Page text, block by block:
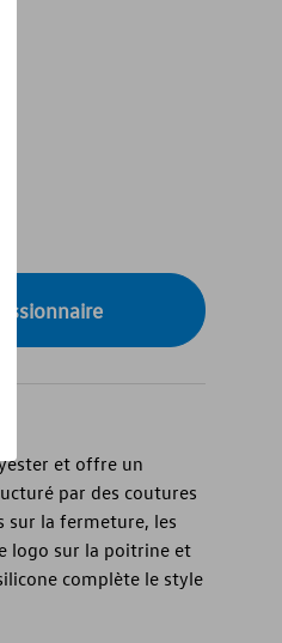
et offre un
par des coutures
sur la fermeture, les
logo sur la poitrine et
complète le style